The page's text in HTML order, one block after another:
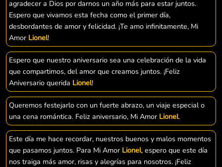
agradecer a Dios por darnos un año más para estar juntos.
Espero que vivamos esta fecha como el primer día,
desbordantes de amor y felicidad. ¡Te amo infinitamente, Mi
Amor Lionel!
Espero que nuestro aniversario sea una celebración de la vida
que compartimos, del amor que creamos juntos. ¡Feliz
Aniversario querida Lionel!
Queremos festejarlo con un fuerte abrazo, un viaje especial o
una cena romántica. Feliz aniversario, Mi Amor Lionel.
Este día me hace recordar, nuestros buenos y malos momentos
que pasamos juntos. Para Mi Amor Lionel, espero que este día
nos traiga más amor, risas y alegrías para nosotros. ¡Feliz